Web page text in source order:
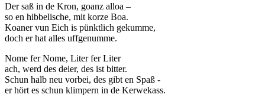
Der saß in de Kron, goanz alloa –
so en hibbelische, mit korze Boa.
Koaner vun Eich is pünktlich gekumme,
doch er hat alles uffgenumme.
Nome fer Nome, Liter fer Liter
ach, werd des deier, des ist bitter.
Schun halb neu vorbei, des gibt en Spaß -
er hört es schun klimpern in de Kerwekass.